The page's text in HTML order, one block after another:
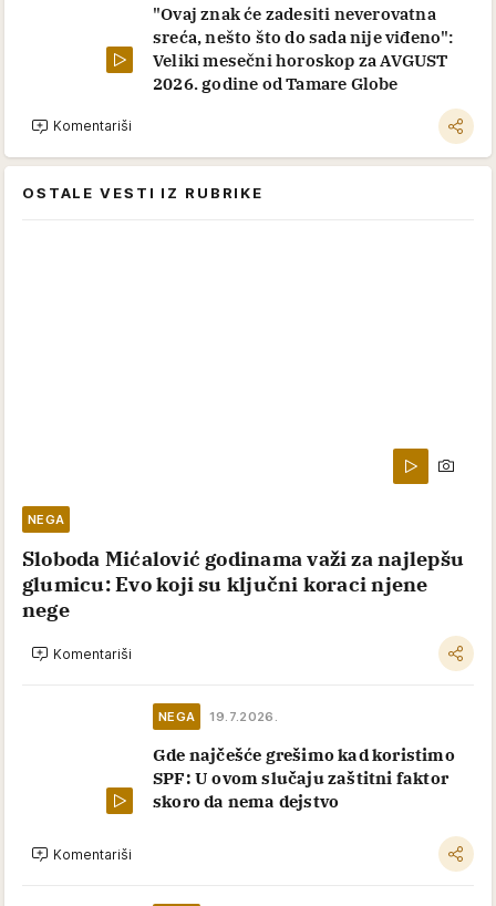
"Ovaj znak će zadesiti neverovatna
sreća, nešto što do sada nije viđeno":
Veliki mesečni horoskop za AVGUST
2026. godine od Tamare Globe
Komentariši
OSTALE VESTI IZ RUBRIKE
NEGA
Sloboda Mićalović godinama važi za najlepšu
glumicu: Evo koji su ključni koraci njene
nege
Komentariši
NEGA 19.7.2026.
Gde najčešće grešimo kad koristimo
SPF: U ovom slučaju zaštitni faktor
skoro da nema dejstvo
Komentariši